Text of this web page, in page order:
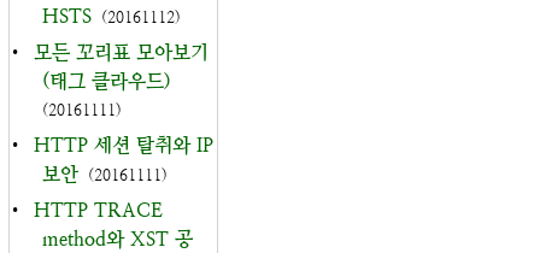
HSTS (20161112)
•
모든 꼬리표 모아보기
(태그 클라우드)
(20161111)
•
HTTP 세션 탈취와 IP
보안 (20161111)
•
HTTP TRACE
method와 XST 공